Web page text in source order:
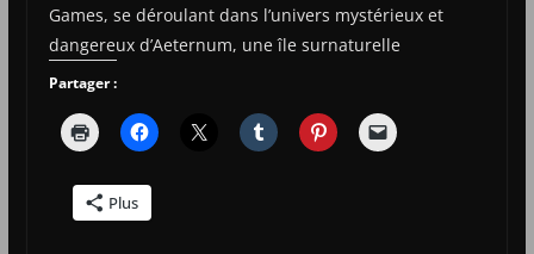
Games, se déroulant dans l’univers mystérieux et
dangereux d’Aeternum, une île surnaturelle
Partager :
Plus